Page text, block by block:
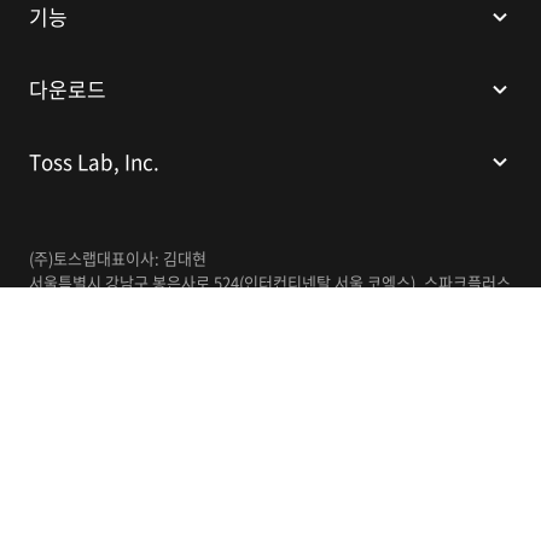
기능
다운로드
Toss Lab, Inc.
(주)토스랩대표이사: 김대현
서울특별시 강남구 봉은사로 524(인터컨티넨탈 서울 코엑스), 스파크플러스